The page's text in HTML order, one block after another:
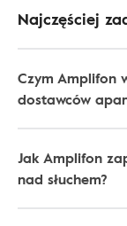
Najczęściej
Czym Amplifon
dostawców
Jak Amplifon
nad słuchem?